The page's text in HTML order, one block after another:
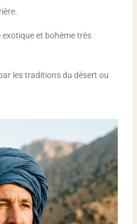
et bohème très
les traditions du désert ou